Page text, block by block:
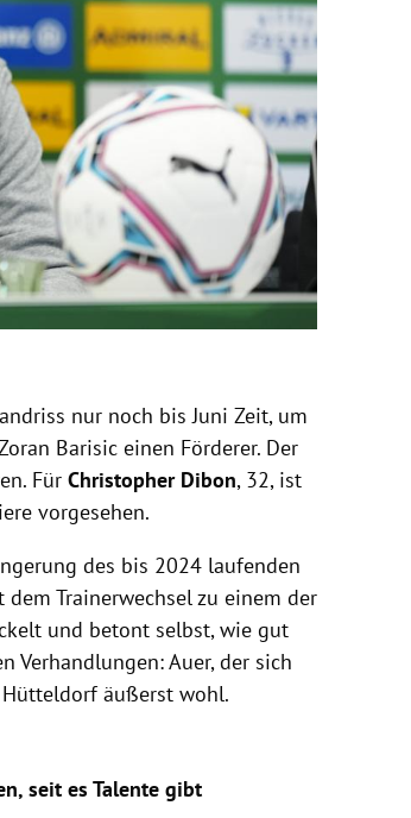
nur noch bis Juni Zeit, um
Barisic einen Förderer. Der
Für Christopher Dibon, 32, ist
vorgesehen.
des bis 2024 laufenden
Trainerwechsel zu einem der
und betont selbst, wie gut
Verhandlungen: Auer, der sich
äußerst wohl.
seit es Talente gibt